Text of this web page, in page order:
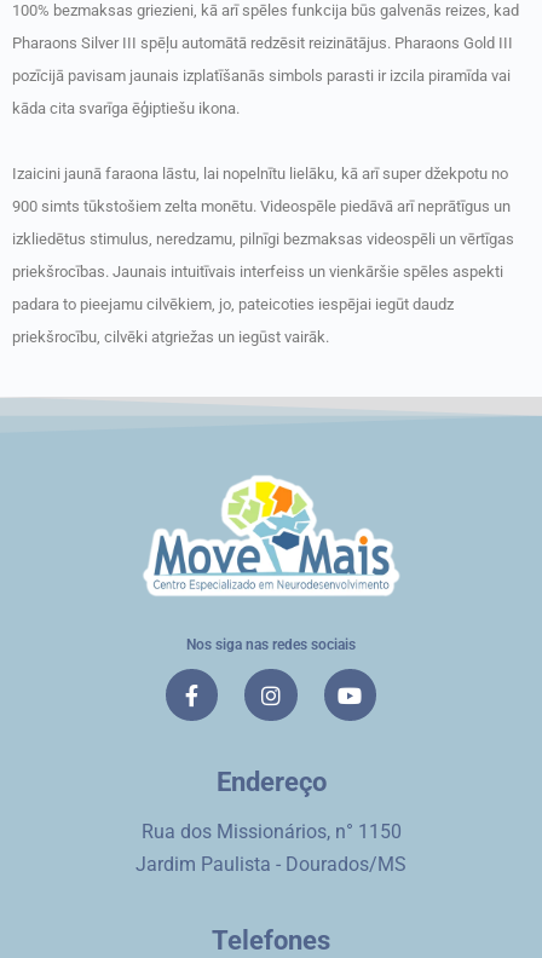
100% bezmaksas griezieni, kā arī spēles funkcija būs galvenās reizes, kad
Pharaons Silver III spēļu automātā redzēsit reizinātājus. Pharaons Gold III
pozīcijā pavisam jaunais izplatīšanās simbols parasti ir izcila piramīda vai
kāda cita svarīga ēģiptiešu ikona.
Izaicini jaunā faraona lāstu, lai nopelnītu lielāku, kā arī super džekpotu no
900 simts tūkstošiem zelta monētu. Videospēle piedāvā arī neprātīgus un
izkliedētus stimulus, neredzamu, pilnīgi bezmaksas videospēli un vērtīgas
priekšrocības. Jaunais intuitīvais interfeiss un vienkāršie spēles aspekti
padara to pieejamu cilvēkiem, jo, pateicoties iespējai iegūt daudz
priekšrocību, cilvēki atgriežas un iegūst vairāk.
Nos siga nas redes sociais
Endereço
Rua dos Missionários, n° 1150
Jardim Paulista - Dourados/MS
Telefones